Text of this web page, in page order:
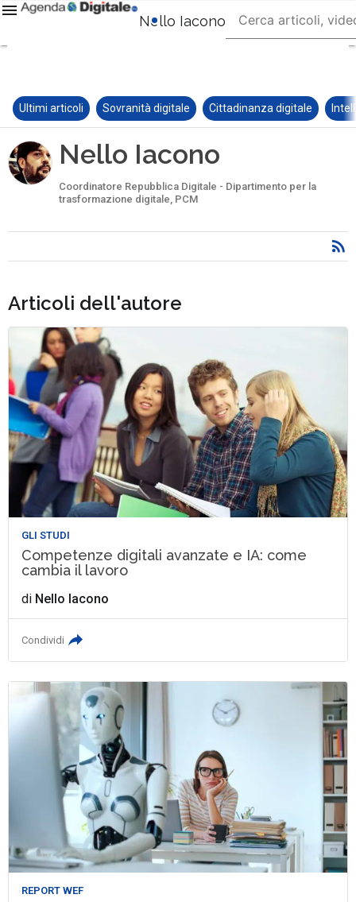
Nello Iacono
Ultimi articoli Sovranità digitale Cittadinanza digitale
Nello Iacono
Coordinatore Repubblica Digitale - Dipartimento per la
trasformazione digitale, PCM
Articoli dell'autore
GLI STUDI
Competenze digitali avanzate e IA: come
cambia il lavoro
di Nello Iacono
Condividi
REPORT WEF